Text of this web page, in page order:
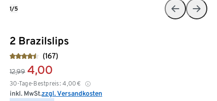
2 Brazilslips
(167)
12,99 4,00
30-Tage-Bestpreis: 4,00 €
inkl. MwSt.zzgl. Versandkosten
1/5